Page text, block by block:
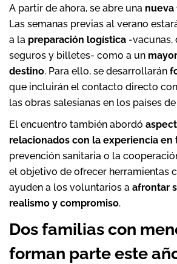
A partir de ahora, se abre una nueva
Las semanas previas al verano
a la preparación logística -vacunas,
seguros y billetes- como a un
destino. Para ello, se desarrollarán
que incluirán el contacto directo
las obras salesianas en los países
El encuentro también abordó
relacionados con la experiencia en
prevención sanitaria o la
el objetivo de ofrecer herramientas
ayuden a los voluntarios a afrontar
realismo y compromiso.
Dos familias con
forman parte este